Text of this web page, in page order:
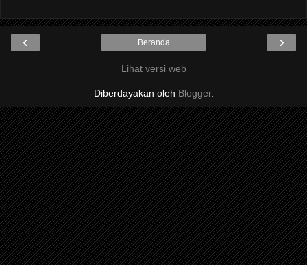
‹ ›
Beranda
Lihat versi web
Diberdayakan oleh Blogger.